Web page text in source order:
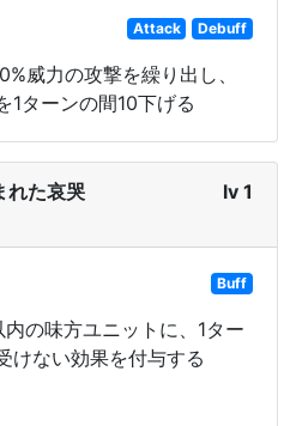
Attack Debuff
威力の攻撃を繰り出し、
1ターンの間10下げる
れた哀哭 lv 1
Buff
の味方ユニットに、1ター
けない効果を付与する